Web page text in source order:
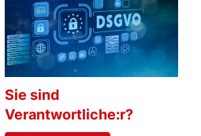
Sie sind
Verantwortliche:r?